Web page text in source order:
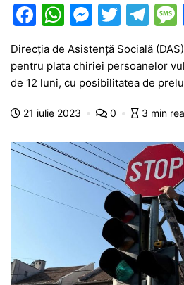
F
a
c
e
b
o
k
W
at
s
A
p
M
s
s
e
g
er
T
w
itt
er
T
el
e
gr
a
e
Direcția de Asistență Socială
pentru plata chiriei persoanelor
de 12 luni, cu posibilitatea de
21 iulie 2023 0 3 min